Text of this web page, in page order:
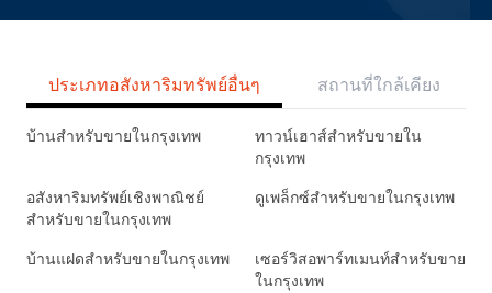
ประเภทอสังหาริมทรัพย์อื่นๆ สถานที่ใกล้เคียง
บ้านสำหรับขายในกรุงเทพ
ทาวน์เฮาส์สำหรับขายใน
กรุงเทพ
อสังหาริมทรัพย์เชิงพาณิชย์
สำหรับขายในกรุงเทพ
ดูเพล็กซ์สำหรับขายในกรุงเทพ
บ้านแฝดสำหรับขายในกรุงเทพ
เซอร์วิสอพาร์ทเมนท์สำหรับขาย
ในกรุงเทพ